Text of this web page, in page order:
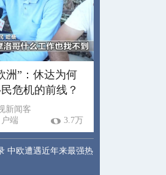
洲”：休达为何
危机的前线？
新闻客
户端
3.7万
中欧遭遇近年来最强热